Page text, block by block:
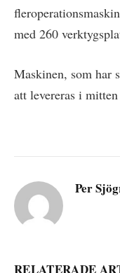
med 260
Maskinen, som har
att levereras i
Per
RELATERADE